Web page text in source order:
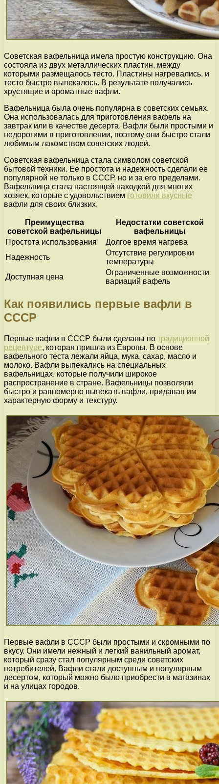
Советская вафельница имела простую конструкцию. Она
состояла из двух металлических пластин, между
которыми размещалось тесто. Пластины нагревались, и
тесто быстро выпекалось. В результате получались
хрустящие и ароматные вафли.
Вафельница была очень популярна в советских семьях.
Она использовалась для приготовления вафель на
завтрак или в качестве десерта. Вафли были простыми и
недорогими в приготовлении, поэтому они быстро стали
любимым лакомством советских людей.
Советская вафельница стала символом советской
бытовой техники. Ее простота и надежность сделали ее
популярной не только в СССР, но и за его пределами.
Вафельница стала настоящей находкой для многих
хозяек, которые с удовольствием готовили вкусные
вафли для своих близких.
Преимущества
советской вафельницы
Недостатки советской
вафельницы
Простота использования
Долгое время нагрева
Надежность
Отсутствие регулировки
температуры
Доступная цена
Ограниченные возможности
вариаций вафель
Как появились первые вафли в
СССР
Первые вафли в СССР были сделаны по традиционной
рецептуре, которая пришла из Европы. В основе
вафельного теста лежали яйца, мука, сахар, масло и
молоко. Вафли выпекались на специальных
вафельницах, которые получили широкое
распространение в стране. Вафельницы позволяли
быстро и равномерно выпекать вафли, придавая им
характерную форму и текстуру.
Первые вафли в СССР были простыми и скромными по
вкусу. Они имели нежный и легкий ванильный аромат,
который сразу стал популярным среди советских
потребителей. Вафли стали доступным и популярным
десертом, который можно было приобрести в магазинах
и на улицах городов.